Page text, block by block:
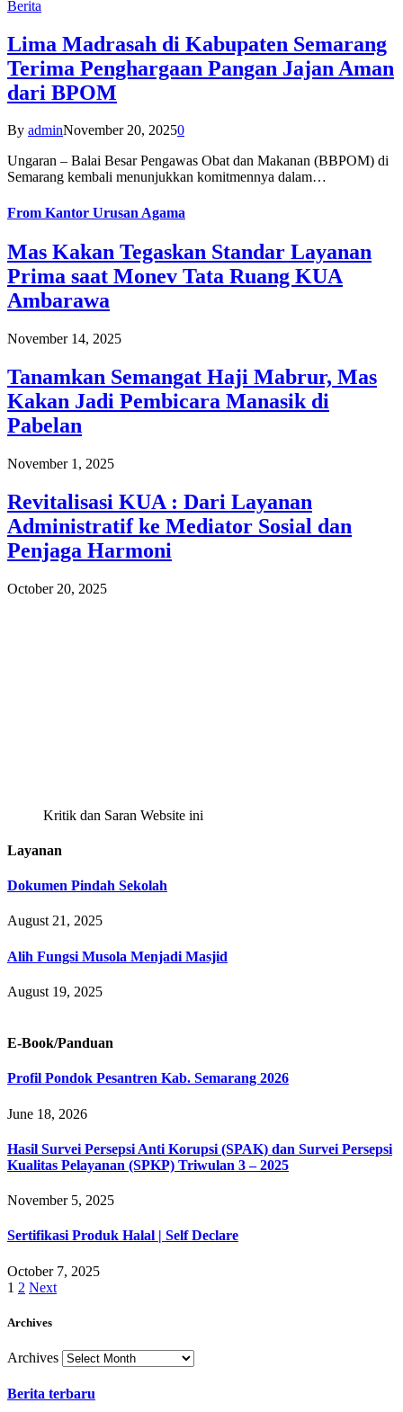
Berita
Lima Madrasah di Kabupaten Semarang
Terima Penghargaan Pangan Jajan Aman
dari BPOM
By adminNovember 20, 20250
Ungaran – Balai Besar Pengawas Obat dan Makanan (BBPOM) di
Semarang kembali menunjukkan komitmennya dalam…
From Kantor Urusan Agama
Mas Kakan Tegaskan Standar Layanan
Prima saat Monev Tata Ruang KUA
Ambarawa
November 14, 2025
Tanamkan Semangat Haji Mabrur, Mas
Kakan Jadi Pembicara Manasik di
Pabelan
November 1, 2025
Revitalisasi KUA : Dari Layanan
Administratif ke Mediator Sosial dan
Penjaga Harmoni
October 20, 2025
Kritik dan Saran Website ini
Layanan
Dokumen Pindah Sekolah
August 21, 2025
Alih Fungsi Musola Menjadi Masjid
August 19, 2025
E-Book/Panduan
Profil Pondok Pesantren Kab. Semarang 2026
June 18, 2026
Hasil Survei Persepsi Anti Korupsi (SPAK) dan Survei Persepsi
Kualitas Pelayanan (SPKP) Triwulan 3 – 2025
November 5, 2025
Sertifikasi Produk Halal | Self Declare
October 7, 2025
1 2 Next
Archives
Archives
Berita terbaru